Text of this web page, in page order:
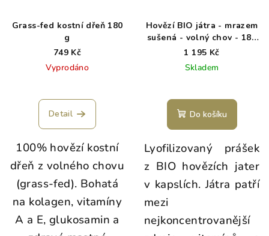
Grass-fed kostní dřeň 180
g
749 Kč
Vyprodáno
Detail
100% hovězí kostní
dřeň z volného chovu
(grass-fed). Bohatá
na kolagen, vitamíny
A a E, glukosamin a
Hovězí BIO játra - mrazem
sušená - volný chov - 180
kapslí
1 195 Kč
Skladem
Do košíku
Lyofilizovaný prášek
z BIO hovězích jater
v kapslích. Játra patří
mezi
nejkoncentrovanější